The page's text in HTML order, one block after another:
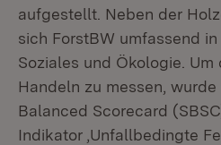
aufgestellt. Neben der
sich ForstBW umfassend
Soziales und Ökologie.
Handeln zu messen,
Balanced Scorecard
Indikator ‚Unfallbedingte